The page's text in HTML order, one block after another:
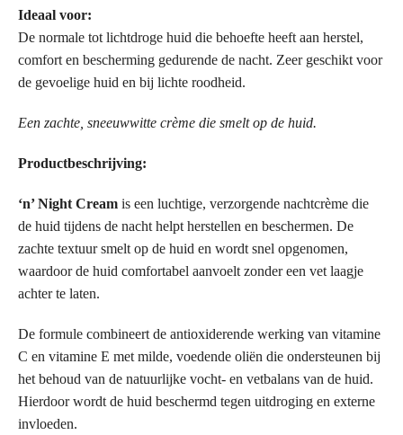
Ideaal voor:
De normale tot lichtdroge huid die behoefte heeft aan herstel,
comfort en bescherming gedurende de nacht. Zeer geschikt voor
de gevoelige huid en bij lichte roodheid.
Een zachte, sneeuwwitte crème die smelt op de huid.
Productbeschrijving:
‘n’ Night Cream is een luchtige, verzorgende nachtcrème die
de huid tijdens de nacht helpt herstellen en beschermen. De
zachte textuur smelt op de huid en wordt snel opgenomen,
waardoor de huid comfortabel aanvoelt zonder een vet laagje
achter te laten.
De formule combineert de antioxiderende werking van vitamine
C en vitamine E met milde, voedende oliën die ondersteunen bij
het behoud van de natuurlijke vocht- en vetbalans van de huid.
Hierdoor wordt de huid beschermd tegen uitdroging en externe
invloeden.